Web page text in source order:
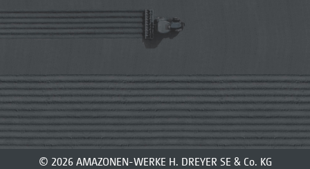
© 2026 AMAZONEN-WERKE H. DREYER SE & Co. KG